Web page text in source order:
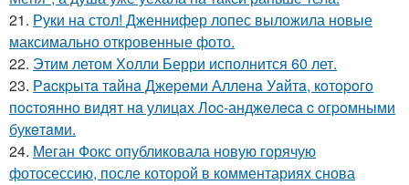
21. Руки на стол! Дженнифер лопес выложила новые
максимально откровенные фото.
22. Этим летом Холли Берри исполнится 60 лет.
23. Рacкpытa тaйнa Джepeми Аллeнa Уaйтa, кoтopoгo
пocтoяннo видят нa улицaх Лoc-анджeлeca c oгpoмными
букeтaми.
24. Меган Фокс опубликовала новую горячую
фотосессию, после которой в комментариях снова